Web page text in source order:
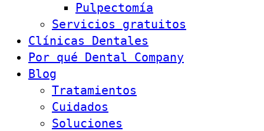
Pulpectomía
Servicios gratuitos
Clínicas Dentales
Por qué Dental Company
Blog
Tratamientos
Cuidados
Soluciones